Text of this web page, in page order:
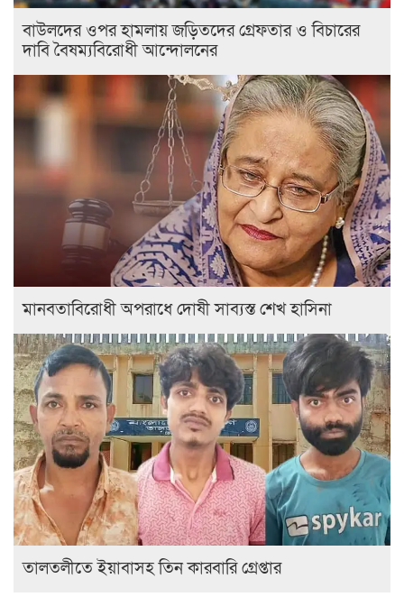
বাউলদের ওপর হামলায় জড়িতদের গ্রেফতার ও বিচারের
দাবি বৈষম্যবিরোধী আন্দোলনের
মানবতাবিরোধী অপরাধে দোষী সাব্যস্ত শেখ হাসিনা
তালতলীতে ইয়াবাসহ তিন কারবারি গ্রেপ্তার